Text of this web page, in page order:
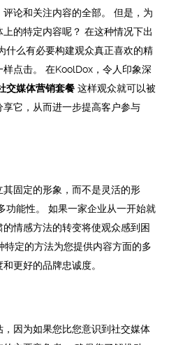
论和关注内容的全部。 但是，为
的特定内容呢？ 在这种情况下出
什么有必要构建观众真正喜欢的精
点击。 在KoolDox，令人印象深
交媒体营销套餐 这样观众就可以被
它，从而进一步提高客户参与
固定的形象，而不是灵活的形
功能性。 如果一家企业从一开始就
情感方法的转变将使观众感到困
定的方法为您提供内容方面的多
更好的品牌忠诚度。
因为如果您比您意识到社交媒体